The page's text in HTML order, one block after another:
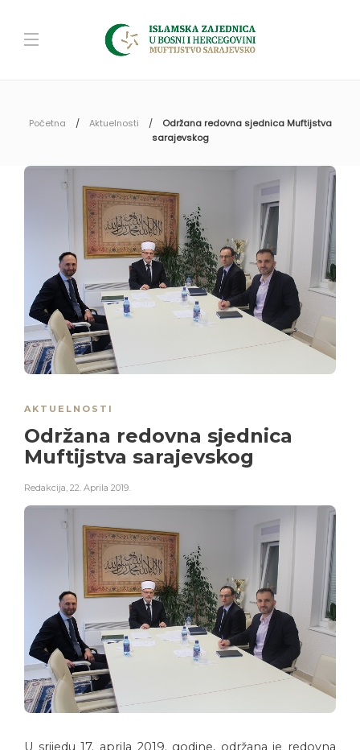
Početna Aktuelnosti
Održana redovna sjednica Muftijstva
sarajevskog
AKTUELNOSTI
Održana redovna sjednica
Muftijstva sarajevskog
Redakcija 22. Aprila 2019.
U srijedu 17. aprila 2019. godine, održana je redovna